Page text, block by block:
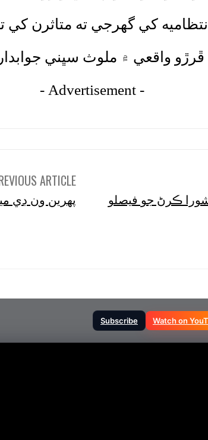
کي گھرجي ته متاثرن
ڦرڙو واقعي ۾ ملوث سڀني
- Advertisement -
ARTICLE
پهرين ون ڊي ميچ ۾
ڪرڻ جو فيصلو
Watch on
Subscribe